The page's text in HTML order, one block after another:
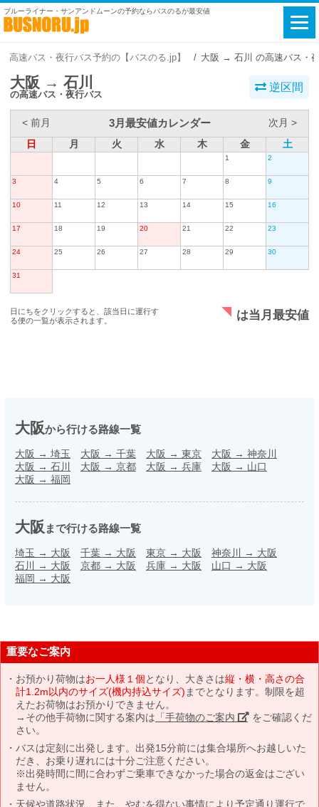
ブルーライナー・サンアンドムーンの予約ならバスのるが最安値
高速バス・夜行バス予約の【バスのる.jp】 大阪 → 石川 の高速バス・
大阪 → 石川
の高速バス・夜行バス
逆区間
< 前月 3月最安値カレンダー
次月 >
日
月 火 水 木 金 土
1 2
3 4 5 6 7 8 9
10 11 12 13 14 15 16
17 18 19 20 21 22 23
24 25 26 27 28 29 30
31
日にちをクリックすると、該当日に運行す
る便の一覧が表示されます。
は当月最安値
大阪から行ける路線一覧
大阪 → 埼玉 大阪 → 千葉 大阪 → 東京 大阪 → 神奈川
大阪 → 石川 大阪 → 京都 大阪 → 兵庫 大阪 → 山口
大阪 → 福岡
大阪 まで行ける路線一覧
埼玉 → 大阪 千葉 → 大阪 東京 → 大阪 神奈川 → 大阪
石川 → 大阪 京都 → 大阪 兵庫 → 大阪 山口 → 大阪
福岡 → 大阪
重要なご案内
お預かり荷物はお一人様１個となり、大きさは縦・横・高さの合
計1.2m以内のサイズ(機内持込サイズ) までとなります。制限を超
えたお荷物はお預かりできません。
→その他手荷物に関する案内は 「手荷物のご案内」 をご確認くだ
さい。
バスは定刻に出発します。出発15分前には集合場所へお越しいた
だき、お乗り遅れには十分ご注意ください。
※出発時間に間に合わずご乗車できなかった場合の返金はござい
ません。
天候や道路状況、また、やむを得ない事情により予定通り運行で